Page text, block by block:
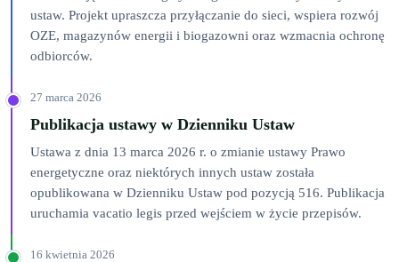
ustaw. Projekt upraszcza przyłączanie do sieci, wspiera rozwój
OZE, magazynów energii i biogazowni oraz wzmacnia ochronę
odbiorców.
27 marca 2026
Publikacja ustawy w Dzienniku Ustaw
Ustawa z dnia 13 marca 2026 r. o zmianie ustawy Prawo
energetyczne oraz niektórych innych ustaw została
opublikowana w Dzienniku Ustaw pod pozycją 516. Publikacja
uruchamia vacatio legis przed wejściem w życie przepisów.
16 kwietnia 2026